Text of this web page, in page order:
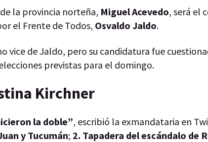
la provincia norteña, Miguel Acevedo, será el
el Frente de Todos, Osvaldo Jaldo.
vice de Jaldo, pero su candidatura fue
previstas para el domingo.
Kirchner
la doble”, escribió la exmandataria en
y Tucumán; 2. Tapadera del escándalo de